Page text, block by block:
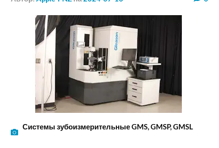
Системы зубоизмерительные GMS, GMSP, GMSL